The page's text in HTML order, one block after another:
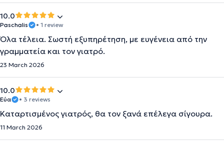
10.0
Paschalis • 1 review
Όλα τέλεια. Σωστή εξυπηρέτηση, με ευγένεια από την
γραμματεία και τον γιατρό.
23 March 2026
10.0
Εύα • 3 reviews
Καταρτισμένος γιατρός, θα τον ξανά επέλεγα σίγουρα.
11 March 2026